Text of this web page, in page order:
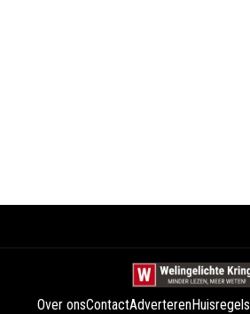
Over onsContactAdverterenHuisregels